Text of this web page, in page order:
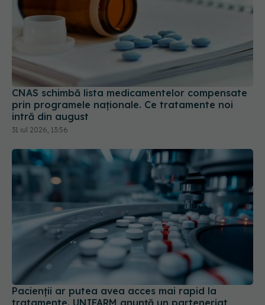
CNAS schimbă lista medicamentelor compensate
prin programele naționale. Ce tratamente noi
intră din august
31 iul 2026, 13:56
Pacienții ar putea avea acces mai rapid la
tratamente. UNIFARM anunță un parteneriat
important
04 aug 2026, 12:30